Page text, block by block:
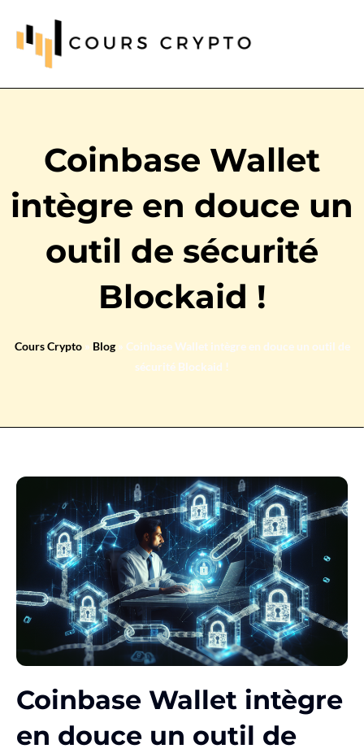
Coinbase Wallet
intègre en douce un
outil de sécurité
Blockaid !
Cours Crypto» Blog» Coinbase Wallet intègre en douce un outil de
sécurité Blockaid !
Coinbase Wallet intègre
en douce un outil de